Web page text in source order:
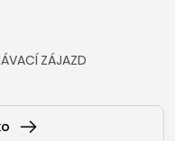
ZÁJAZD